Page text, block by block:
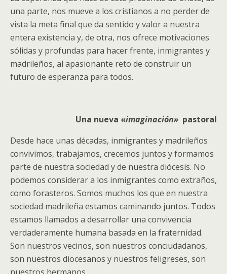
una parte, nos mueve a los cristianos a no perder de
vista la meta final que da sentido y valor a nuestra
entera existencia y, de otra, nos ofrece motivaciones
sólidas y profundas para hacer frente, inmigrantes y
madrileños, al apasionante reto de construir un
futuro de esperanza para todos.
Una nueva «imaginación» pastoral
Desde hace unas décadas, inmigrantes y madrileños
convivimos, trabajamos, crecemos juntos y formamos
parte de nuestra sociedad y de nuestra diócesis. No
podemos considerar a los inmigrantes como extraños,
como forasteros. Somos muchos los que en nuestra
sociedad madrileña estamos caminando juntos. Todos
estamos llamados a desarrollar una convivencia
verdaderamente humana basada en la fraternidad.
Son nuestros vecinos, son nuestros conciudadanos,
son nuestros diocesanos y nuestros feligreses, son